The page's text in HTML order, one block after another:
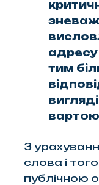
адресу
тим
вартою
З
слова і
публічною